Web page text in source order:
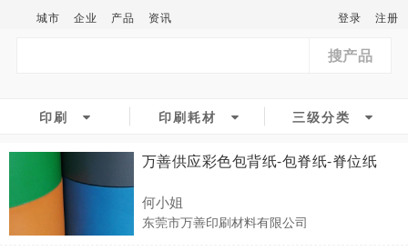
城市 企业 产品 资讯 登录 注册
搜产品
印刷 印刷耗材 三级分类
万善供应彩色包背纸-包脊纸-脊位纸
何小姐
东莞市万善印刷材料有限公司